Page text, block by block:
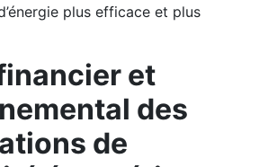
plus efficace et plus
et
des
de